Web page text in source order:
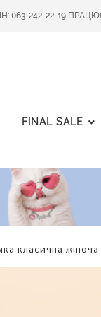
242-22-19
FINAL SALE
класична жіноча